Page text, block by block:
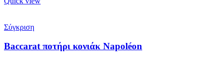
Σύγκριση
Baccarat ποτήρι κονιάκ Napoléon